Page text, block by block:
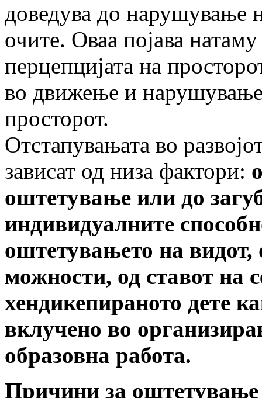
доведува до нарушување
очите. Оваа појава
перцепцијата на
во движење и нарушување
просторот.
Отстапувањата во
зависат од низа фактори:
оштетување или до
индивидуалните
оштетувањето на видот,
можности, од ставот на
хендикепираното дете
вклучено во
образовна работа.
Причини за оштетување